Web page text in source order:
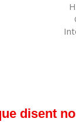
disent